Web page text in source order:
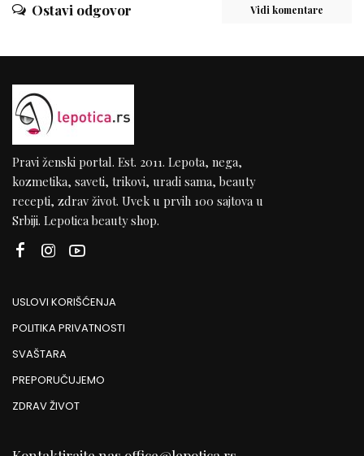
Ostavi odgovor Vidi komentare
Pravi ženski portal. Est. 2011. Lepota, nega,
kozmetika, saveti, trikovi, uradi sama, beauty
recepti, zdrav život. Uvek u prvih 100 sajtova u
Srbiji. Lepotica beauty shop.
USLOVI KORIŠĆENJA
POLITIKA PRIVATNOSTI
SVAŠTARA
PREPORUČUJEMO
ZDRAV ŽIVOT